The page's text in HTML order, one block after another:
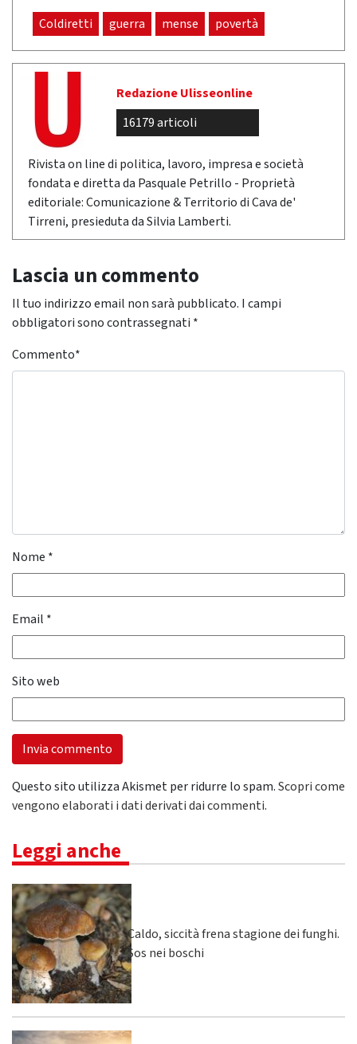
Coldiretti guerra mense povertà
Redazione Ulisseonline
16179 articoli
Rivista on line di politica, lavoro, impresa e società
fondata e diretta da Pasquale Petrillo - Proprietà
editoriale: Comunicazione & Territorio di Cava de'
Tirreni, presieduta da Silvia Lamberti.
Lascia un commento
Il tuo indirizzo email non sarà pubblicato. I campi
obbligatori sono contrassegnati *
Commento*
Nome *
Email *
Sito web
Questo sito utilizza Akismet per ridurre lo spam.Scopri come
vengono elaborati i dati derivati dai commenti.
Leggi anche
Caldo, siccità frena stagione dei funghi.
Sos nei boschi